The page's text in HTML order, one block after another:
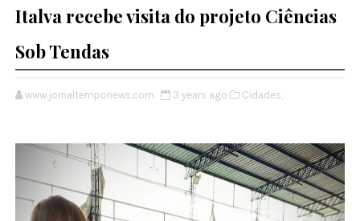
Italva recebe visita do projeto Ciências
Sob Tendas
www.jornaltemponews.com 3 years ago Cidades,